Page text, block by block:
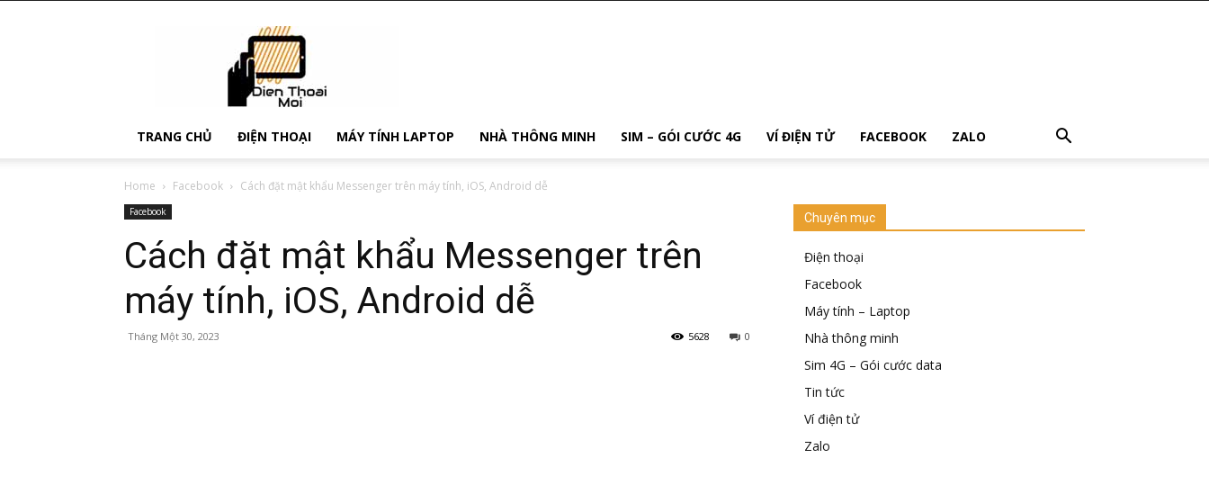
Điện
Thoại
Mới
TRANG CHỦ ĐIỆN THOẠI MÁY TÍNH LAPTOP NHÀ THÔNG MINH SIM – GÓI CƯỚC 4G VÍ ĐIỆN TỬ FACEBOOK ZALO
Home Facebook Cách đặt mật khẩu Messenger trên máy tính, iOS, Android dễ
Facebook
Cách đặt mật khẩu Messenger trên
máy tính, iOS, Android dễ
Tháng Một 30, 2023 0
5628
Chuyên mục
Điện thoại
Facebook
Máy tính – Laptop
Nhà thông minh
Sim 4G – Gói cước data
Tin tức
Ví điện tử
Zalo